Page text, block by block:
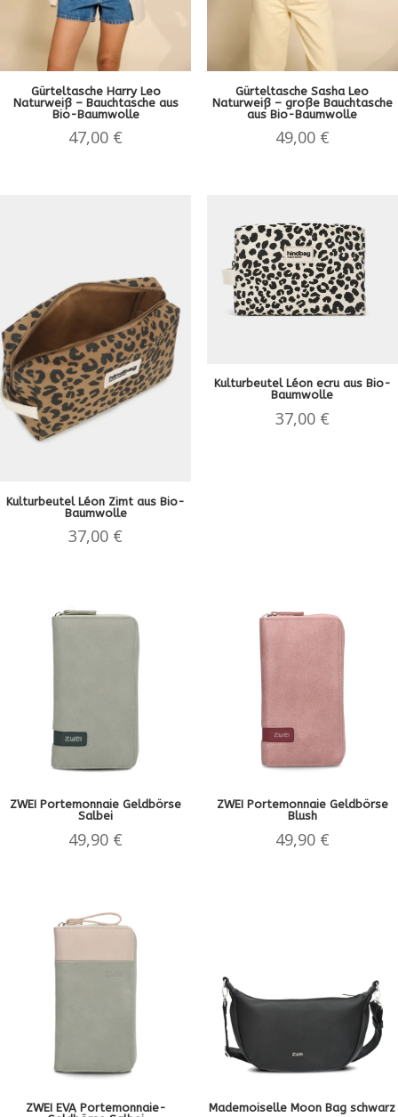
Gürteltasche Harry Leo
Naturweiß – Bauchtasche aus
Bio-Baumwolle
47,00 €
Gürteltasche Sasha Leo
Naturweiß – große Bauchtasche
aus Bio-Baumwolle
49,00 €
Kulturbeutel Léon Zimt aus Bio-
Baumwolle
37,00 €
Kulturbeutel Léon ecru aus Bio-
Baumwolle
37,00 €
ZWEI Portemonnaie Geldbörse
Salbei
49,90 €
ZWEI Portemonnaie Geldbörse
Blush
49,90 €
ZWEI EVA Portemonnaie-
Mademoiselle Moon Bag schwarz